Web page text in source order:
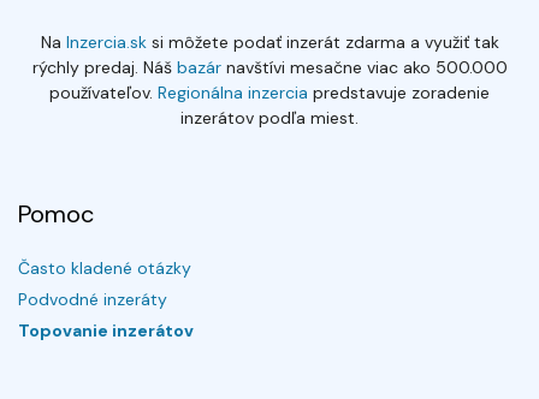
Na Inzercia.sksi môžete podať inzerát zdarma a využiť tak
rýchly predaj. Náš bazárnavštívi mesačne viac ako 500.000
používateľov. Regionálna inzercia predstavuje zoradenie
inzerátov podľa miest.
Pomoc
Často kladené otázky
Podvodné inzeráty
Topovanie inzerátov